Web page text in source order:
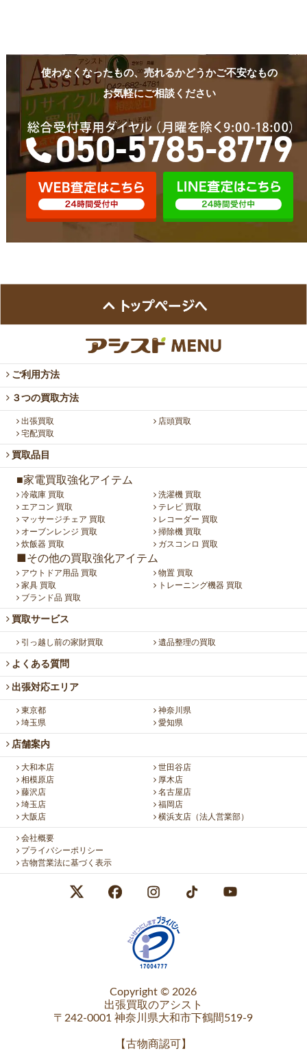
使わなくなったもの、売れるかどうかご不安なもの
お気軽にご相談ください
ご利用方法
３つの買取方法
出張買取
店頭買取
宅配買取
買取品目
■家電買取強化アイテム
冷蔵庫 買取
洗濯機 買取
エアコン 買取
テレビ 買取
マッサージチェア 買取
レコーダー 買取
オーブンレンジ 買取
掃除機 買取
炊飯器 買取
ガスコンロ 買取
■その他の買取強化アイテム
アウトドア用品 買取
物置 買取
家具 買取
トレーニング機器 買取
ブランド品 買取
買取サービス
引っ越し前の家財買取 遺品整理の買取
よくある質問
出張対応エリア
東京都
神奈川県
埼玉県
愛知県
店舗案内
大和本店
世田谷店
相模原店
厚木店
藤沢店
名古屋店
埼玉店
福岡店
大阪店
横浜支店（法人営業部）
会社概要
プライバシーポリシー
古物営業法に基づく表示
Copyright © 2026
出張買取のアシスト
〒242-0001 神奈川県大和市下鶴間519-9
【古物商認可 】